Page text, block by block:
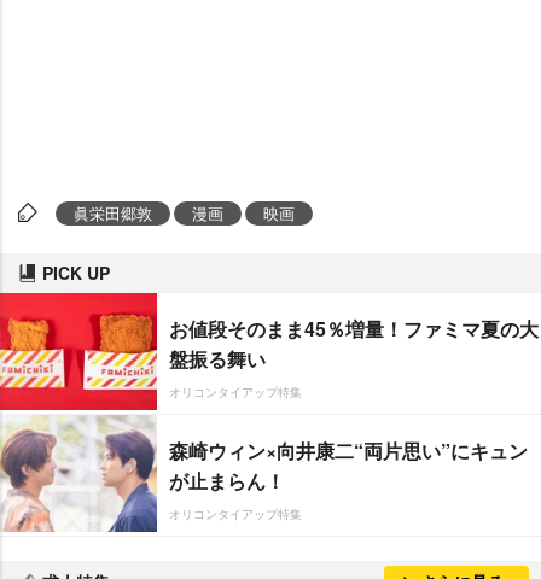
眞栄田郷敦 漫画 映画
PICK UP
お値段そのまま45％増量！ファミマ夏の大
盤振る舞い
オリコンタイアップ特集
森崎ウィン×向井康二“両片思い”にキュン
が止まらん！
オリコンタイアップ特集